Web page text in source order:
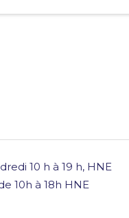
10 h à 19 h, HNE
10h à 18h HNE